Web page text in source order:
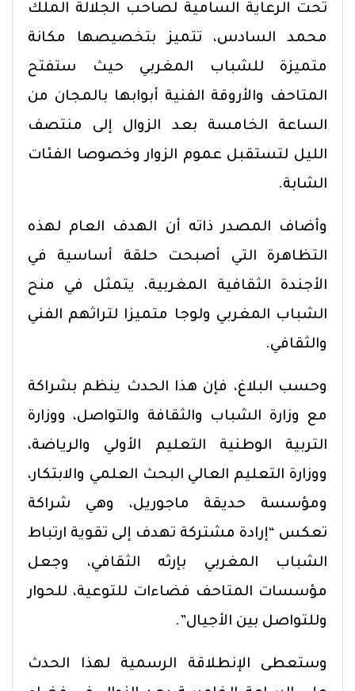
تحت الرعاية السامية لصاحب الجلالة الملك
محمد السادس، تتميز بتخصيصها مكانة
متميزة للشباب المغربي حيث ستفتح
المتاحف والأروقة الفنية أبوابها بالمجان من
الساعة الخامسة بعد الزوال إلى منتصف
الليل لتستقبل عموم الزوار وخصوصا الفئات
الشابة.
وأضاف المصدر ذاته أن الهدف العام لهذه
التظاهرة التي أصبحت حلقة أساسية في
الأجندة الثقافية المغربية، يتمثل في منح
الشباب المغربي ولوجا متميزا لتراثهم الفني
والثقافي.
وحسب البلاغ، فإن هذا الحدث ينظم بشراكة
مع وزارة الشباب والثقافة والتواصل، ووزارة
التربية الوطنية التعليم الأولي والرياضة،
ووزارة التعليم العالي البحث العلمي والابتكار،
ومؤسسة حديقة ماجوريل، وهي شراكة
تعكس “إرادة مشتركة تهدف إلى تقوية ارتباط
الشباب المغربي بإرثه الثقافي، وجعل
مؤسسات المتاحف فضاءات للتوعية، للحوار
وللتواصل بين الأجيال”.
وستعطى الإنطلاقة الرسمية لهذا الحدث